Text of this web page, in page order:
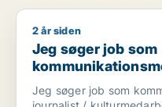
Jeg søger job som
2 år siden
Jeg søger job som
/
/ bibliotekar
Jeg søger job som